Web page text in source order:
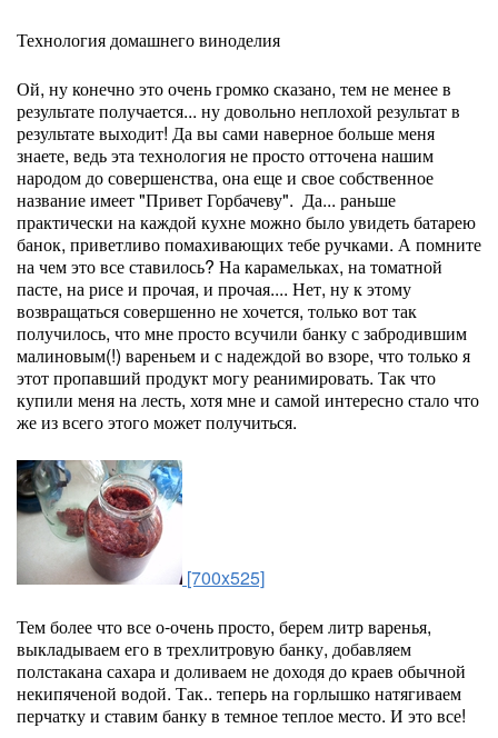
Технология домашнего виноделия
Ой, ну конечно это очень громко сказано, тем не менее в
результате получается... ну довольно неплохой результат в
результате выходит! Да вы сами наверное больше меня
знаете, ведь эта технология не просто отточена нашим
народом до совершенства, она еще и свое собственное
название имеет "Привет Горбачеву". Да... раньше
практически на каждой кухне можно было увидеть батарею
банок, приветливо помахивающих тебе ручками. А помните
на чем это все ставилось? На карамельках, на томатной
пасте, на рисе и прочая, и прочая.... Нет, ну к этому
возвращаться совершенно не хочется, только вот так
получилось, что мне просто всучили банку с забродившим
малиновым(!) вареньем и с надеждой во взоре, что только я
этот пропавший продукт могу реанимировать. Так что
купили меня на лесть, хотя мне и самой интересно стало что
же из всего этого может получиться.
[700x525]
Тем более что все о-очень просто, берем литр варенья,
выкладываем его в трехлитровую банку, добавляем
полстакана сахара и доливаем не доходя до краев обычной
некипяченой водой. Так.. теперь на горлышко натягиваем
перчатку и ставим банку в темное теплое место. И это все!